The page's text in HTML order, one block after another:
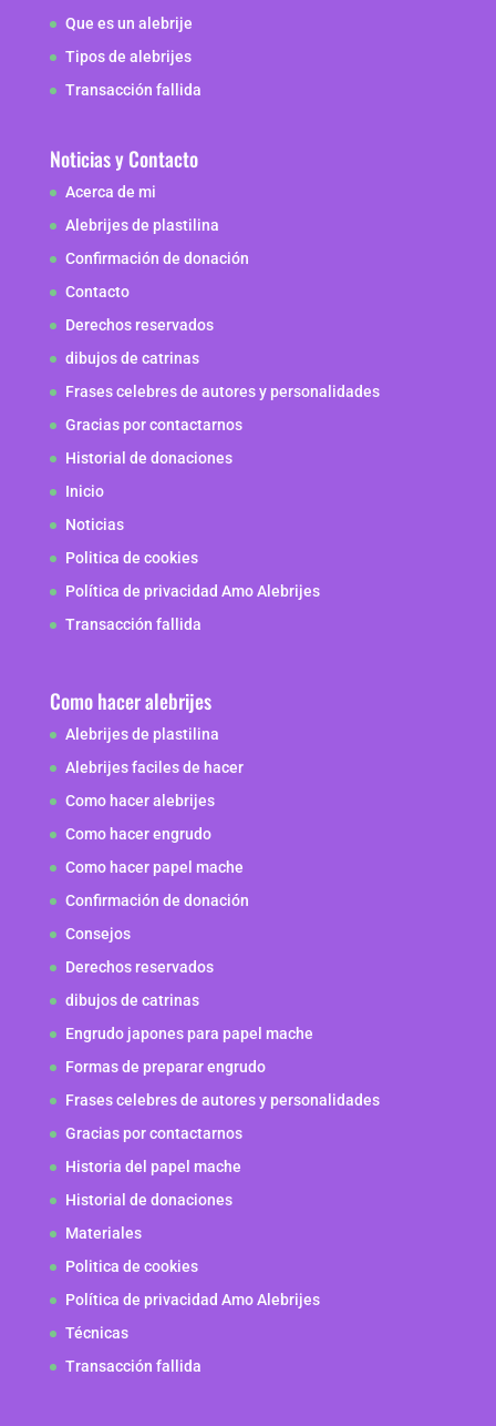
Que es un alebrije
Tipos de alebrijes
Transacción fallida
Noticias y Contacto
Acerca de mi
Alebrijes de plastilina
Confirmación de donación
Contacto
Derechos reservados
dibujos de catrinas
Frases celebres de autores y personalidades
Gracias por contactarnos
Historial de donaciones
Inicio
Noticias
Politica de cookies
Política de privacidad Amo Alebrijes
Transacción fallida
Como hacer alebrijes
Alebrijes de plastilina
Alebrijes faciles de hacer
Como hacer alebrijes
Como hacer engrudo
Como hacer papel mache
Confirmación de donación
Consejos
Derechos reservados
dibujos de catrinas
Engrudo japones para papel mache
Formas de preparar engrudo
Frases celebres de autores y personalidades
Gracias por contactarnos
Historia del papel mache
Historial de donaciones
Materiales
Politica de cookies
Política de privacidad Amo Alebrijes
Técnicas
Transacción fallida